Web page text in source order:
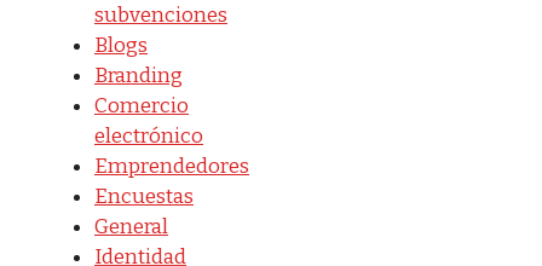
subvenciones
Blogs
Branding
Comercio
electrónico
Emprendedores
Encuestas
General
Identidad